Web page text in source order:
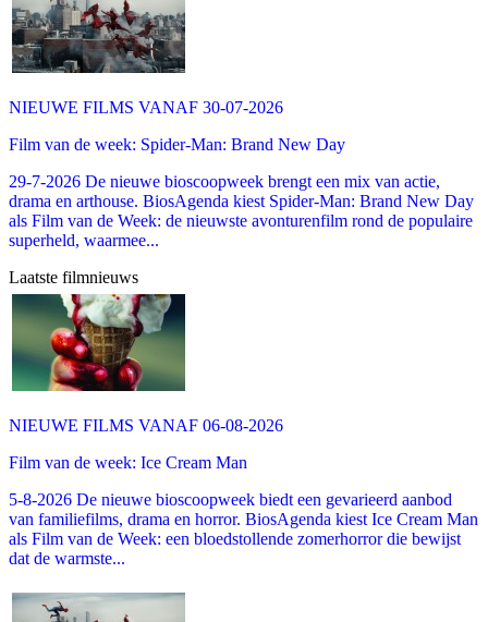
NIEUWE FILMS VANAF 30-07-2026
Film van de week: Spider-Man: Brand New Day
29-7-2026 De nieuwe bioscoopweek brengt een mix van actie,
drama en arthouse. BiosAgenda kiest Spider-Man: Brand New Day
als Film van de Week: de nieuwste avonturenfilm rond de populaire
superheld, waarmee...
Laatste filmnieuws
NIEUWE FILMS VANAF 06-08-2026
Film van de week: Ice Cream Man
5-8-2026 De nieuwe bioscoopweek biedt een gevarieerd aanbod
van familiefilms, drama en horror. BiosAgenda kiest Ice Cream Man
als Film van de Week: een bloedstollende zomerhorror die bewijst
dat de warmste...